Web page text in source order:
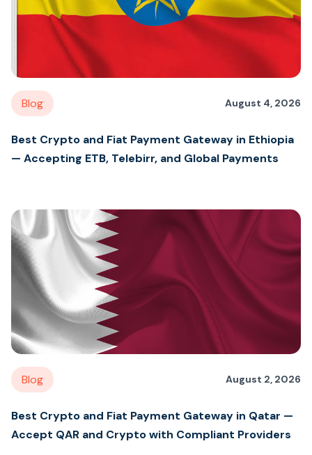
Blog August 4, 2026
Best Crypto and Fiat Payment Gateway in Ethiopia
— Accepting ETB, Telebirr, and Global Payments
Blog August 2, 2026
Best Crypto and Fiat Payment Gateway in Qatar —
Accept QAR and Crypto with Compliant Providers